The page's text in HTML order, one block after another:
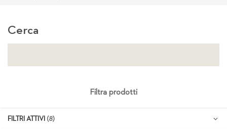
Cerca
Filtra prodotti
FILTRI ATTIVI